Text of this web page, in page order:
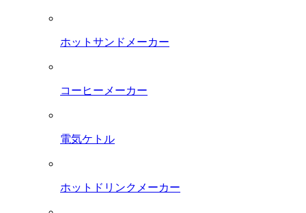
ホットサンドメーカー
コーヒーメーカー
電気ケトル
ホットドリンクメーカー